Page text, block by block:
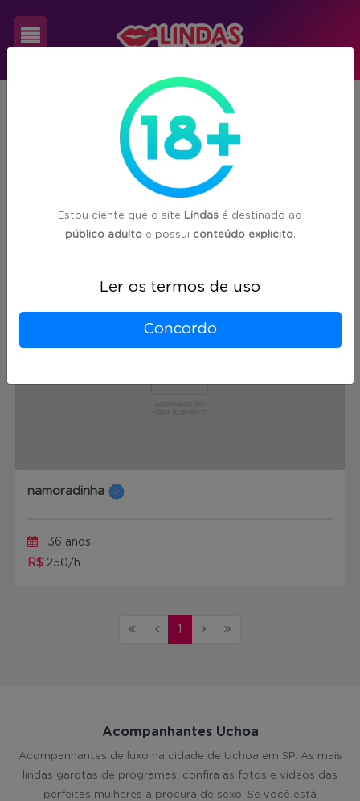
acompanhante(s) encontrada(s) em
Uchoa/SP
namoradinha
36 anos
R$ 250/h
1
Acompanhantes Uchoa
Acompanhantes de luxo na cidade de Uchoa em SP. As mais
lindas garotas de programas, confira as fotos e vídeos das
perfeitas mulheres a procura de sexo. Se você está
Estou ciente que o site Lindas é destinado ao
público adultoe possui conteúdo explicito.
Ler os termos de uso
Concordo